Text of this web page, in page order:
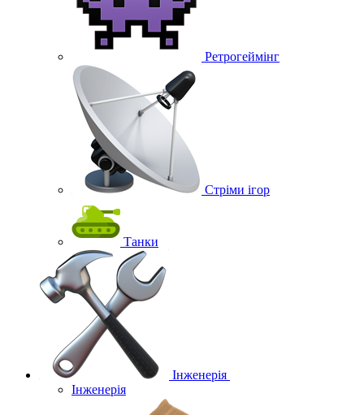
Ретрогеймінг
Стріми ігор
Танки
Інженерія
Інженерія